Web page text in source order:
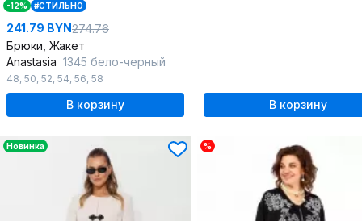
-12% #СТИЛЬНО
241.79 BYN274.76
Брюки, Жакет
Anastasia 1345 бело-черный
48, 50, 52, 54, 56, 58
В корзину В корзину
Новинка %